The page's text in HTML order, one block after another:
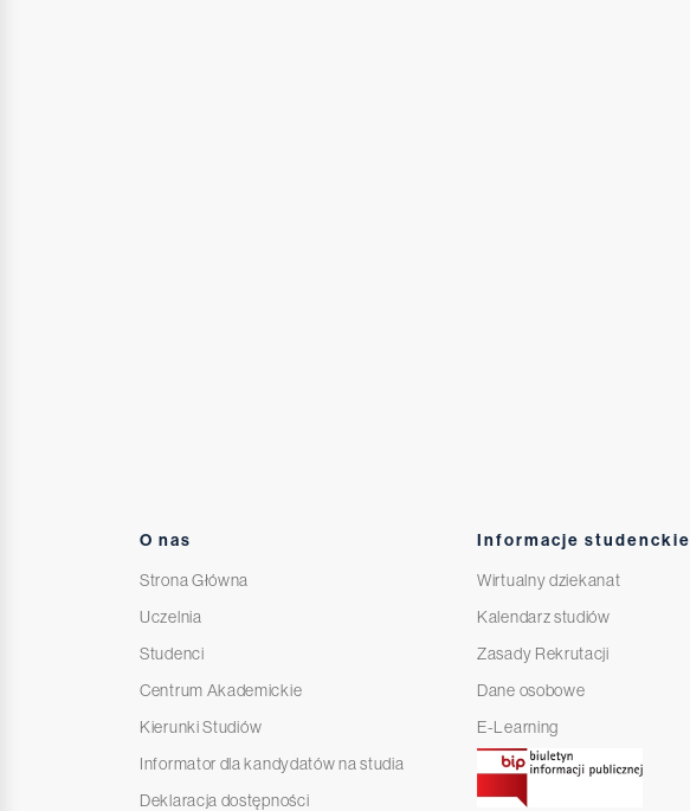
O nas
Strona Główna
Uczelnia
Studenci
Centrum Akademickie
Kierunki Studiów
Informator dla kandydatów na studia
Deklaracja dostępności
Informacje studenckie
Wirtualny dziekanat
Kalendarz studiów
Zasady Rekrutacji
Dane osobowe
E-Learning